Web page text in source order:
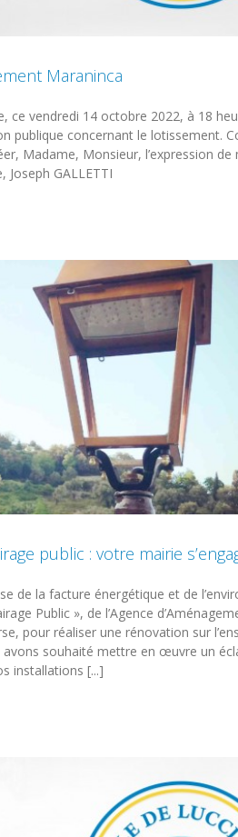
Maraninca
ce vendredi 14 octobre 2022, à 18
publique concernant le lotissement.
Madame, Monsieur, l’expression de
Joseph GALLETTI
public : votre mairie
de la facture énergétique et de
Public », de l’Agence
pour réaliser une rénovation sur
avons souhaité mettre en œuvre un
installations [...]